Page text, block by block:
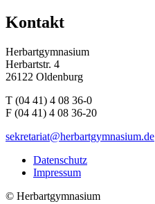
Kontakt
Herbartgymnasium
Herbartstr. 4
26122 Oldenburg
T (04 41) 4 08 36-0
F (04 41) 4 08 36-20
sekretariat@herbartgymnasium.de
Datenschutz
Impressum
© Herbartgymnasium